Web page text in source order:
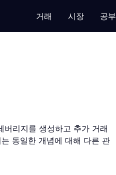
거래 시장 공부
리지를 생성하고 추가 거래
동일한 개념에 대해 다른 관